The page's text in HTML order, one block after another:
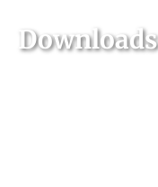
Downloads